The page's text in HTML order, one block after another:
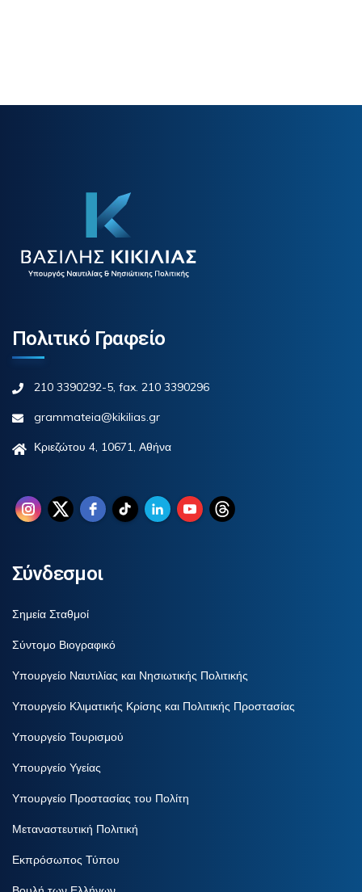
Πολιτικό Γραφείο
210 3390292-5, fax. 210 3390296
grammateia@kikilias.gr
Κριεζώτου 4, 10671, Αθήνα
Σύνδεσμοι
Σημεία Σταθμοί
Σύντομο Βιογραφικό
Υπουργείο Ναυτιλίας και Νησιωτικής Πολιτικής
Υπουργείο Κλιματικής Κρίσης και Πολιτικής Προστασίας
Υπουργείο Τουρισμού
Υπουργείο Υγείας
Υπουργείο Προστασίας του Πολίτη
Μεταναστευτική Πολιτική
Εκπρόσωπος Τύπου